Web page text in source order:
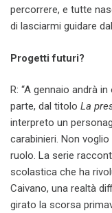
percorrere, e tutte
di lasciarmi guidare
Progetti futuri?
R: “A gennaio andrà
parte, dal titolo La
interpreto un
carabinieri. Non
ruolo. La serie
scolastica che ha
Caivano, una realtà
girato la scorsa